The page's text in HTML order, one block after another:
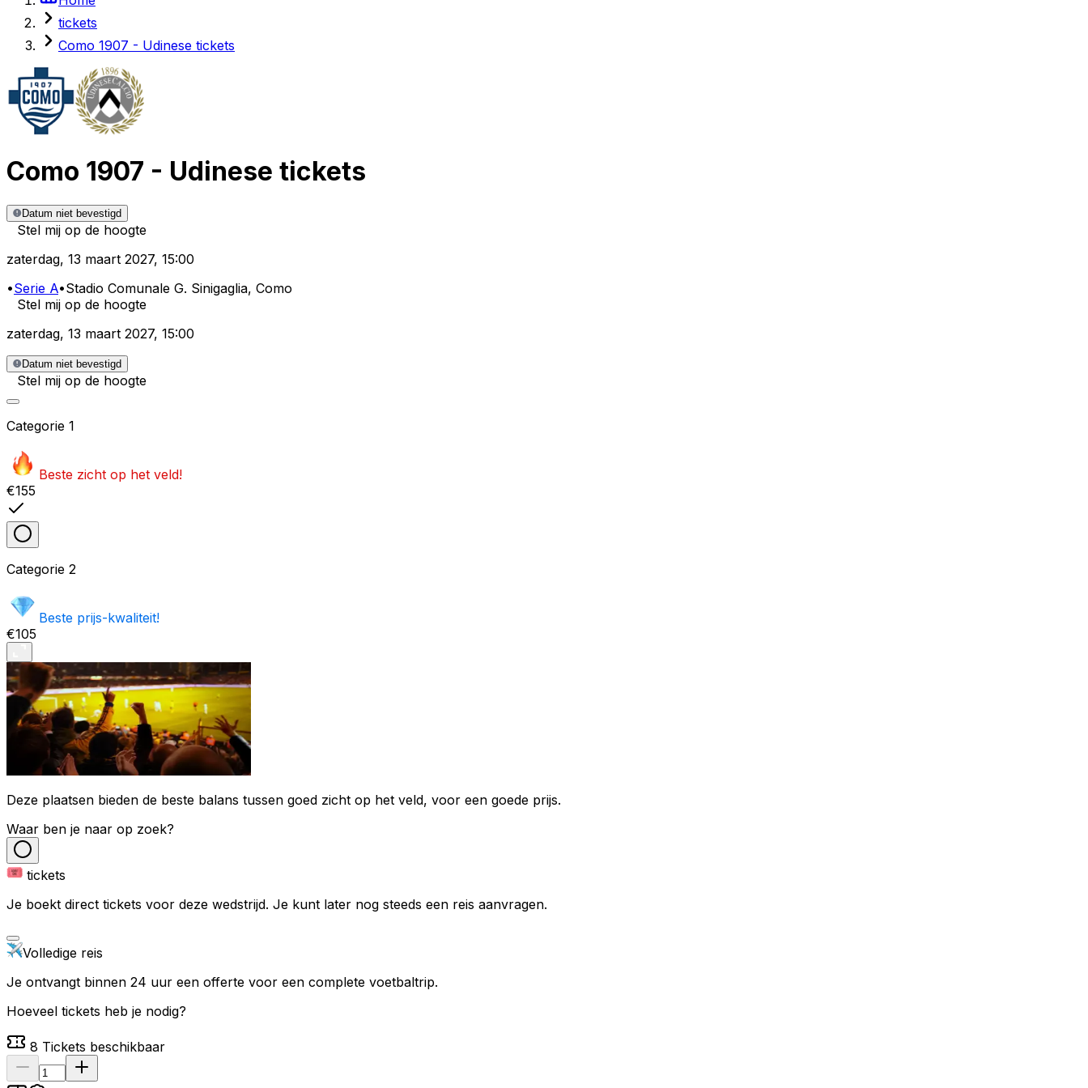
tickets
Como 1907 - Udinese tickets
Como 1907 - Udinese tickets
Datum niet bevestigd
Stel mij op de hoogte
zaterdag, 13 maart 2027, 15:00
•Serie A•Stadio Comunale G. Sinigaglia, Como
Stel mij op de hoogte
zaterdag, 13 maart 2027, 15:00
Datum niet bevestigd
Stel mij op de hoogte
Categorie 1
Beste zicht op het veld!
€155
Categorie 2
Beste prijs-kwaliteit!
€105
Deze plaatsen bieden de beste balans tussen goed zicht op het veld, voor een goede prijs.
Waar ben je naar op zoek?
tickets
Je boekt direct tickets voor deze wedstrijd. Je kunt later nog steeds een reis aanvragen.
Volledige reis
Je ontvangt binnen 24 uur een offerte voor een complete voetbaltrip.
Hoeveel tickets heb je nodig?
8 Tickets beschikbaar